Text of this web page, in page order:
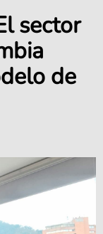
sector
de